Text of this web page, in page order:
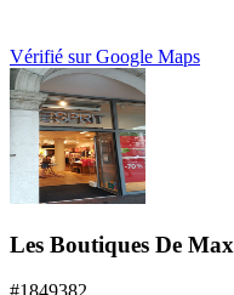
Vérifié sur Google Maps
Les Boutiques De Max